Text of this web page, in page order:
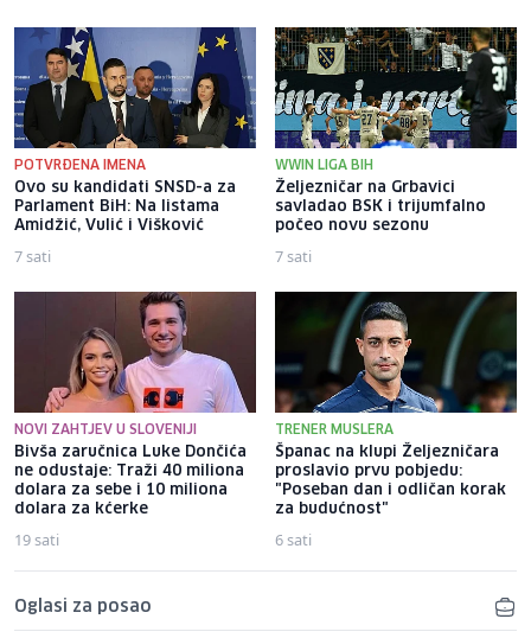
POTVRĐENA IMENA
Ovo su kandidati SNSD-a za
Parlament BiH: Na listama
Amidžić, Vulić i Višković
7 sati
WWIN LIGA BIH
Željezničar na Grbavici
savladao BSK i trijumfalno
počeo novu sezonu
7 sati
NOVI ZAHTJEV U SLOVENIJI
Bivša zaručnica Luke Dončića
ne odustaje: Traži 40 miliona
dolara za sebe i 10 miliona
dolara za kćerke
19 sati
TRENER MUSLERA
Španac na klupi Željezničara
proslavio prvu pobjedu:
"Poseban dan i odličan korak
za budućnost"
6 sati
Oglasi za posao